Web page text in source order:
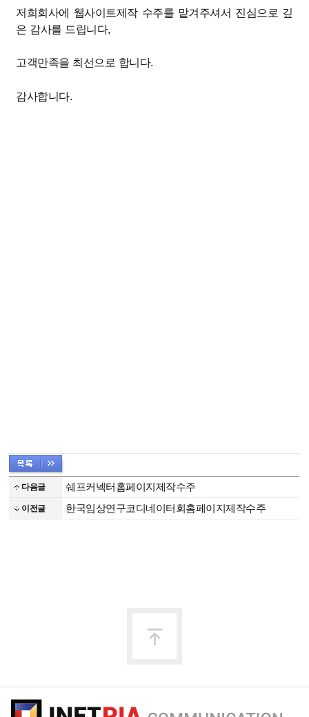
저희회사에 웹사이트제작 수주를 맡겨주셔서 진심으로 깊
은 감사를 드립니다,
고객만족을 최선으로 합니다.
감사합니다.
다음글 쉐프커넥터홈페이지제작수주
이전글 한국임상연구코디네이터회홈페이지제작수주